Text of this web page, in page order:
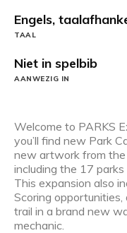
Engels,
TAAL
Niet in spelbib
AANWEZIG IN
Welcome to PARKS
you’ll find new Park
new artwork from the
including the 17
This expansion also
Scoring opportunities,
trail in a brand new
mechanic.